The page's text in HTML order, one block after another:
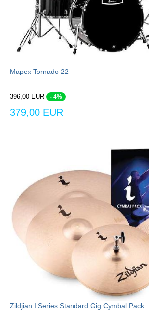
Mapex Tornado 22
396,00 EUR - 4%
379,00 EUR
Zildjian I Series Standard Gig Cymbal Pack